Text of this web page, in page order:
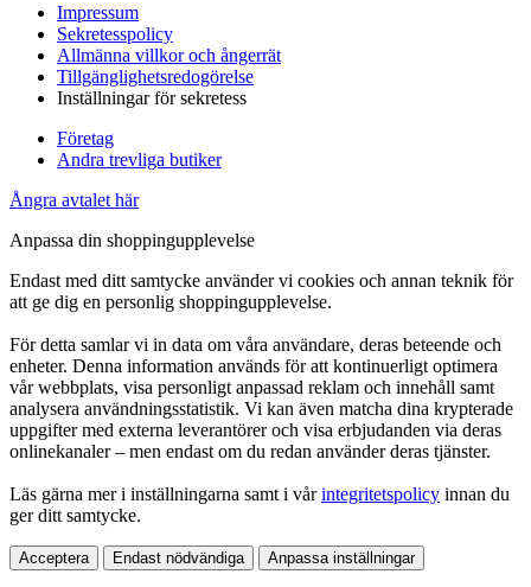
Impressum
Sekretesspolicy
Allmänna villkor och ångerrät
Tillgänglighetsredogörelse
Inställningar för sekretess
Företag
Andra trevliga butiker
Ångra avtalet här
Anpassa din shoppingupplevelse
Endast med ditt samtycke använder vi cookies och annan teknik för
att ge dig en personlig shoppingupplevelse.
För detta samlar vi in data om våra användare, deras beteende och
enheter. Denna information används för att kontinuerligt optimera
vår webbplats, visa personligt anpassad reklam och innehåll samt
analysera användningsstatistik. Vi kan även matcha dina krypterade
uppgifter med externa leverantörer och visa erbjudanden via deras
onlinekanaler – men endast om du redan använder deras tjänster.
Läs gärna mer i inställningarna samt i vårintegritetspolicy innan du
ger ditt samtycke.
Acceptera Endast nödvändiga Anpassa inställningar